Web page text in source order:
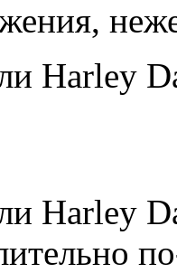
Harley
Harley